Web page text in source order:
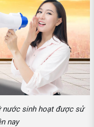
nước sinh hoạt được sử
nay